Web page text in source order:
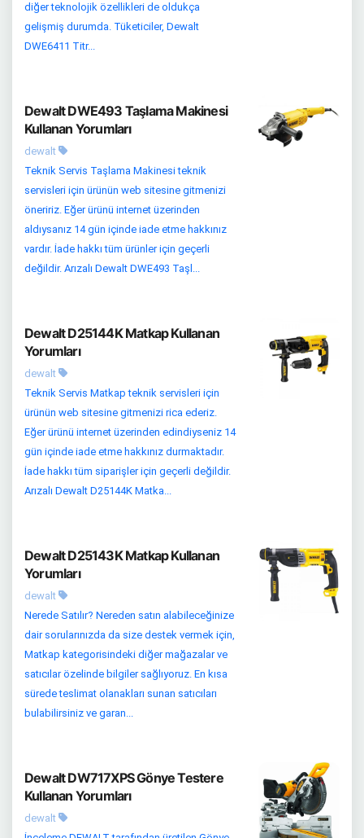
diğer teknolojik özellikleri de oldukça
gelişmiş durumda. Tüketiciler, Dewalt
DWE6411 Titr...
Dewalt DWE493 Taşlama Makinesi
Kullanan Yorumları
dewalt
Teknik Servis Taşlama Makinesi teknik
servisleri için ürünün web sitesine gitmenizi
öneririz. Eğer ürünü internet üzerinden
aldıysanız 14 gün içinde iade etme hakkınız
vardır. İade hakkı tüm ürünler için geçerli
değildir. Arızalı Dewalt DWE493 Taşl...
Dewalt D25144K Matkap Kullanan
Yorumları
dewalt
Teknik Servis Matkap teknik servisleri için
ürünün web sitesine gitmenizi rica ederiz.
Eğer ürünü internet üzerinden edindiyseniz 14
gün içinde iade etme hakkınız durmaktadır.
İade hakkı tüm siparişler için geçerli değildir.
Arızalı Dewalt D25144K Matka...
Dewalt D25143K Matkap Kullanan
Yorumları
dewalt
Nerede Satılır? Nereden satın alabileceğinize
dair sorularınızda da size destek vermek için,
Matkap kategorisindeki diğer mağazalar ve
satıcılar özelinde bilgiler sağlıyoruz. En kısa
sürede teslimat olanakları sunan satıcıları
bulabilirsiniz ve garan...
Dewalt DW717XPS Gönye Testere
Kullanan Yorumları
dewalt